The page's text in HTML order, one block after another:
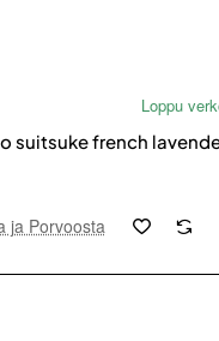
Loppu
suitsuke french
ja Porvoosta